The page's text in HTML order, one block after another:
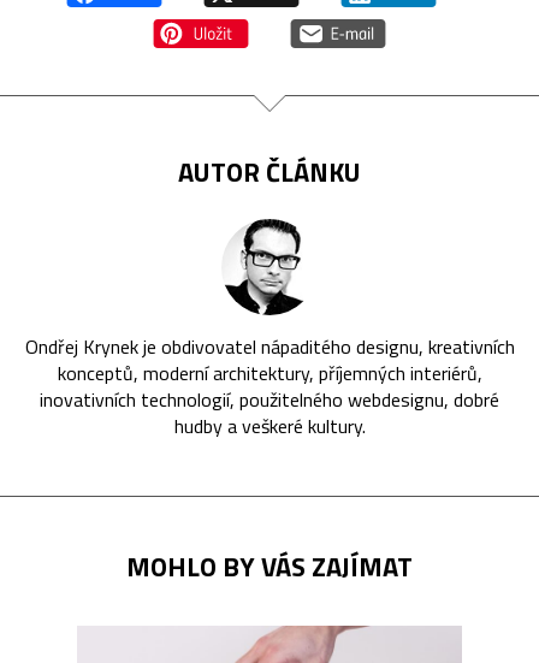
AUTOR ČLÁNKU
Ondřej Krynek je obdivovatel nápaditého designu, kreativních
konceptů, moderní architektury, příjemných interiérů,
inovativních technologií, použitelného webdesignu, dobré
hudby a veškeré kultury.
MOHLO BY VÁS ZAJÍMAT